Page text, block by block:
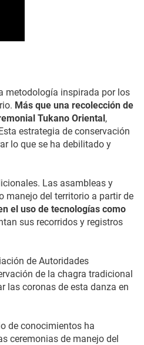
metodología inspirada por los
Más que una recolección de
Tukano Oriental,
estrategia de conservación
lo que se ha debilitado y
Las asambleas y
manejo del territorio a partir de
el uso de tecnologías como
sus recorridos y registros
de Autoridades
de la chagra tradicional
las coronas de esta danza en
de conocimientos ha
ceremonias de manejo del